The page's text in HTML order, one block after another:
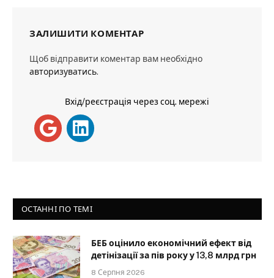
ЗАЛИШИТИ КОМЕНТАР
Щоб відправити коментар вам необхідно
авторизуватись.
Вхід/реєстрація через соц. мережі
ОСТАННІ ПО ТЕМІ
БЕБ оцінило економічний ефект від
детінізації за пів року у 13,8 млрд грн
8 Серпня 2026